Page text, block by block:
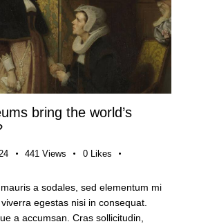
bring the world’s
441 Views 0 Likes
a sodales, sed elementum mi
egestas nisi in consequat.
a accumsan. Cras sollicitudin,